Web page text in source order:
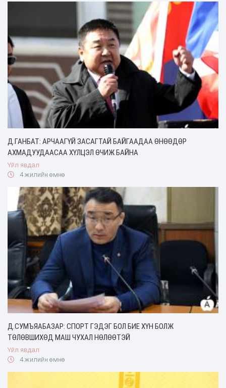
Д.ГАНБАТ: АРЧААГҮЙ ЗАСАГТАЙ БАЙГААДАА ӨНӨӨДӨР
АХМАДУУДААСАА ХҮЛЦЭЛ ӨЧИЖ БАЙНА
Үйл явдал
4 жилийн өмнө
Д.СУМЪЯАБАЗАР: СПОРТ ГЭДЭГ БОЛ БИЕ ХҮН БОЛЖ
ТӨЛӨВШИХӨД МАШ ЧУХАЛ НӨЛӨӨТЭЙ
Үйл явдал
4 жилийн өмнө